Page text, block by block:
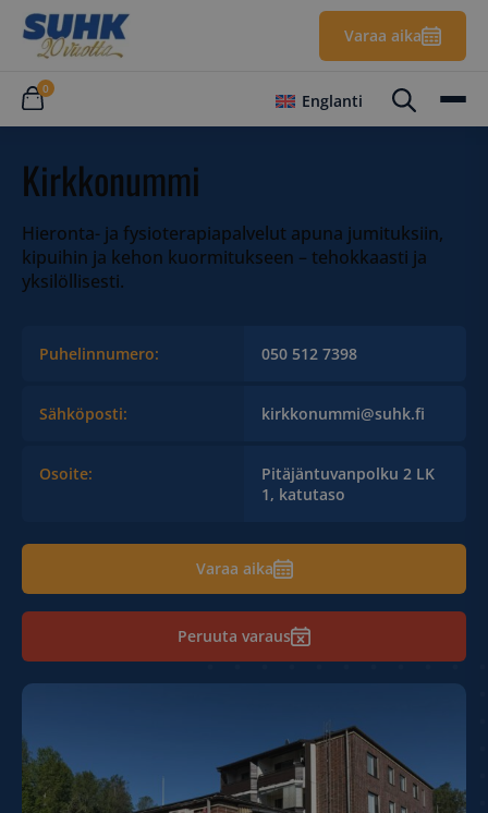
Varaa aika
0
Englanti
Kirkkonummi
Hieronta- ja fysioterapiapalvelut apuna jumituksiin,
kipuihin ja kehon kuormitukseen – tehokkaasti ja
yksilöllisesti.
Puhelinnumero: 050 512 7398
Sähköposti: kirkkonummi@suhk.fi
Osoite:
Pitäjäntuvanpolku 2 LK
1, katutaso
Varaa aika
Peruuta varaus